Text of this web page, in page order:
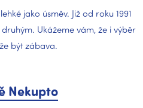
jako úsměv. Již od roku 1991
Ukážeme vám, že i výběr
být zábava.
Nekupto